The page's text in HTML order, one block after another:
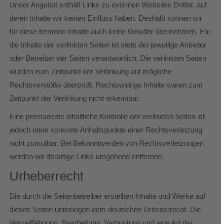
Unser Angebot enthält Links zu externen Websites Dritter, auf
deren Inhalte wir keinen Einfluss haben. Deshalb können wir
für diese fremden Inhalte auch keine Gewähr übernehmen. Für
die Inhalte der verlinkten Seiten ist stets der jeweilige Anbieter
oder Betreiber der Seiten verantwortlich. Die verlinkten Seiten
wurden zum Zeitpunkt der Verlinkung auf mögliche
Rechtsverstöße überprüft. Rechtswidrige Inhalte waren zum
Zeitpunkt der Verlinkung nicht erkennbar.
Eine permanente inhaltliche Kontrolle der verlinkten Seiten ist
jedoch ohne konkrete Anhaltspunkte einer Rechtsverletzung
nicht zumutbar. Bei Bekanntwerden von Rechtsverletzungen
werden wir derartige Links umgehend entfernen.
Urheberrecht
Die durch die Seitenbetreiber erstellten Inhalte und Werke auf
diesen Seiten unterliegen dem deutschen Urheberrecht. Die